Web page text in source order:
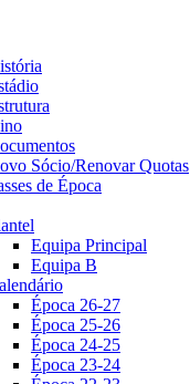
Sócio/Renovar Quotas
de Época
Equipa Principal
Equipa B
Época 26-27
Época 25-26
Época 24-25
Época 23-24